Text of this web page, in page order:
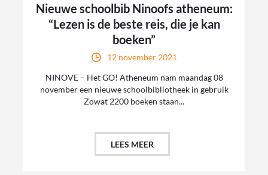
Nieuwe schoolbib Ninoofs atheneum:
“Lezen is de beste reis, die je kan
boeken”
12 november 2021
NINOVE – Het GO! Atheneum nam maandag 08
november een nieuwe schoolbibliotheek in gebruik
Zowat 2200 boeken staan...
LEES MEER